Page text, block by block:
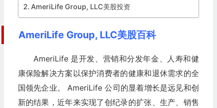
AmeriLife Group, LLC美股投资
AmeriLife Group, LLC美股百科
AmeriLife 是开发、营销和分发年金、人寿和健
康保险解决方案以保护消费者的健康和退休需求的全
国领先企业。 AmeriLife 公司的显着增长是远见和创
新的结果，近年来实现了创纪录的扩张、生产、销售